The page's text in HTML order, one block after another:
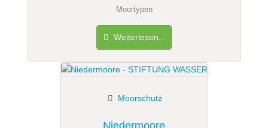
Moortypen
Weiterlesen...
Moorschutz